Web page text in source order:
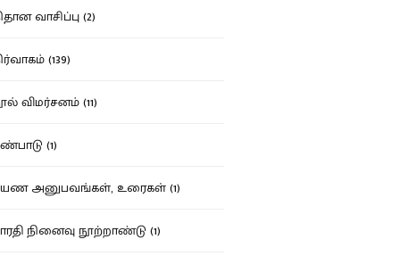
வாசிப்பு (2)
(139)
விமர்சனம் (11)
(1)
அனுபவங்கள், உரைகள் (1)
நினைவு நூற்றாண்டு (1)